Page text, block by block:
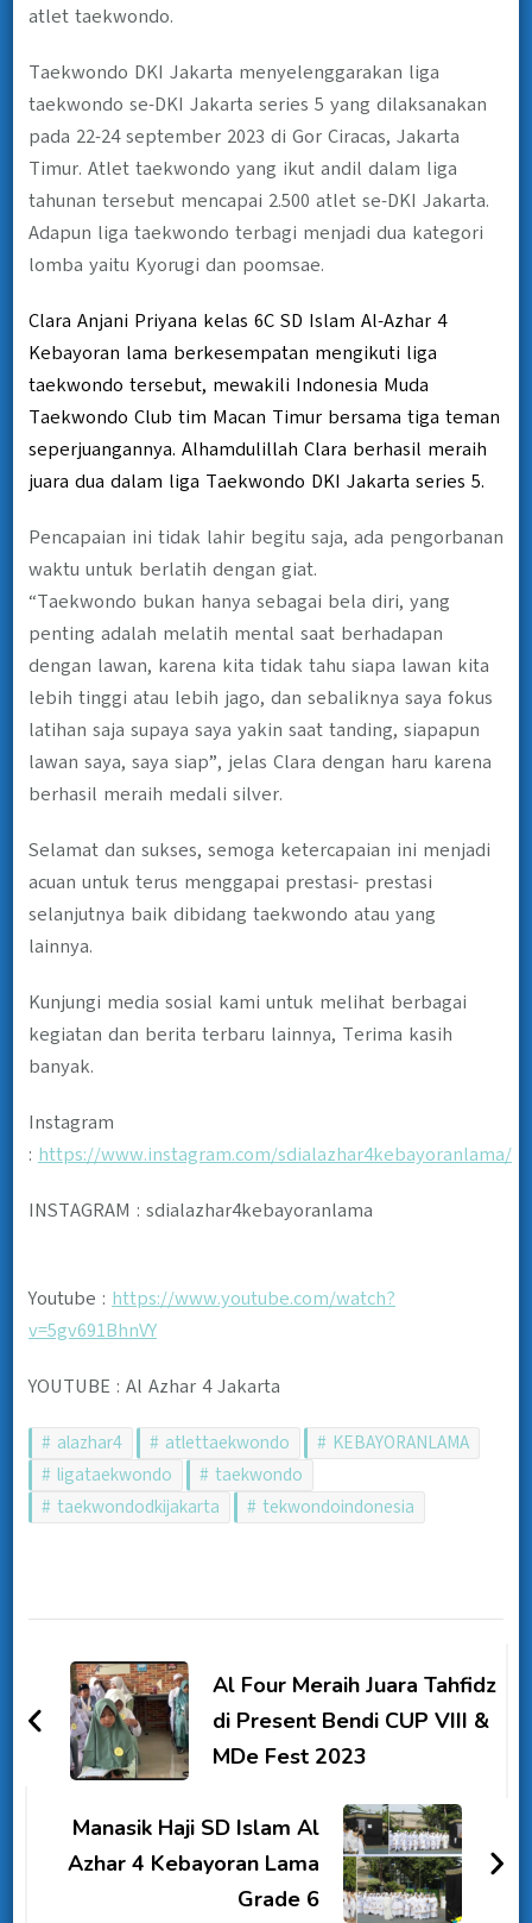
atlet taekwondo.
Taekwondo DKI Jakarta menyelenggarakan liga
taekwondo se-DKI Jakarta series 5 yang dilaksanakan
pada 22-24 september 2023 di Gor Ciracas, Jakarta
Timur. Atlet taekwondo yang ikut andil dalam liga
tahunan tersebut mencapai 2.500 atlet se-DKI Jakarta.
Adapun liga taekwondo terbagi menjadi dua kategori
lomba yaitu Kyorugi dan poomsae.
Clara Anjani Priyana kelas 6C SD Islam Al-Azhar 4
Kebayoran lama berkesempatan mengikuti liga
taekwondo tersebut, mewakili Indonesia Muda
Taekwondo Club tim Macan Timur bersama tiga teman
seperjuangannya. Alhamdulillah Clara berhasil meraih
juara dua dalam liga Taekwondo DKI Jakarta series 5.
Pencapaian ini tidak lahir begitu saja, ada pengorbanan
waktu untuk berlatih dengan giat.
“Taekwondo bukan hanya sebagai bela diri, yang
penting adalah melatih mental saat berhadapan
dengan lawan, karena kita tidak tahu siapa lawan kita
lebih tinggi atau lebih jago, dan sebaliknya saya fokus
latihan saja supaya saya yakin saat tanding, siapapun
lawan saya, saya siap”, jelas Clara dengan haru karena
berhasil meraih medali silver.
Selamat dan sukses, semoga ketercapaian ini menjadi
acuan untuk terus menggapai prestasi- prestasi
selanjutnya baik dibidang taekwondo atau yang
lainnya.
Kunjungi media sosial kami untuk melihat berbagai
kegiatan dan berita terbaru lainnya, Terima kasih
banyak.
Instagram
: https://www.instagram.com/sdialazhar4kebayoranlama/
INSTAGRAM : sdialazhar4kebayoranlama
Youtube : https://www.youtube.com/watch?
v=5gv691BhnVY
YOUTUBE : Al Azhar 4 Jakarta
alazhar4 atlettaekwondo
KEBAYORANLAMA
ligataekwondo
taekwondo
taekwondodkijakarta
tekwondoindonesia
Al Four Meraih Juara Tahfidz
di Present Bendi CUP VIII &
MDe Fest 2023
Manasik Haji SD Islam Al
Azhar 4 Kebayoran Lama
Grade 6